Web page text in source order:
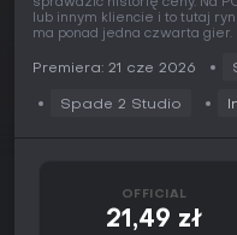
lub innym kliencie i to tutaj
ma ponad jedna czwarta gier.
Premiera: 21 cze 2026
Spade 2 Studio
OFFICIAL
21,49 zł